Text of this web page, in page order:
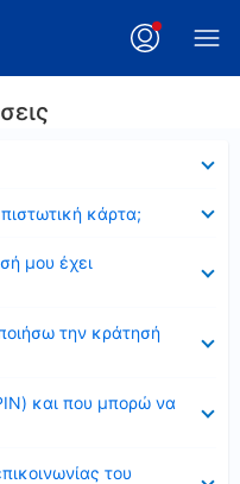
κάρτα;
μου έχει
την κράτησή
και που μπορώ να
του